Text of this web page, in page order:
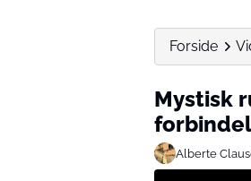
Forside
Mystisk
Alberte